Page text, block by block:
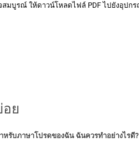
จสมบูรณ์ ให้ดาวน์โหลดไฟล์ PDF ไปยังอุป
ย
หรับภาษาโปรดของฉัน ฉันควรทำอย่างไรดี?